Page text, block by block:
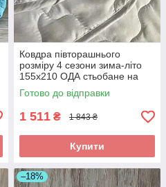
Ковдра півторашнього
розміру 4 сезони зима-літо
155х210 ОДА стьобане на
кнопках 3 в 1, Колір - білий
Готово до відправки
1 511 ₴ 1 843 ₴
Купити
–18%